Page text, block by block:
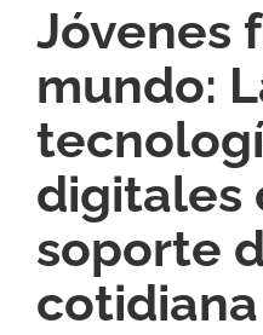
Jóvenes
mundo:
digitales
soporte
cotidiana